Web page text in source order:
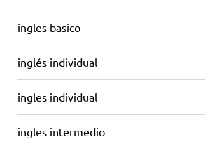
ingles basico
inglés individual
ingles individual
ingles intermedio